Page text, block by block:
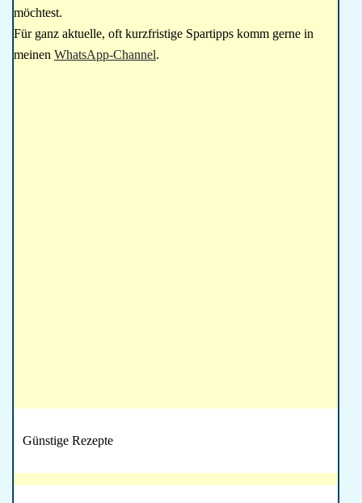
möchtest.
Für ganz aktuelle, oft kurzfristige Spartipps komm gerne in
meinen WhatsApp-Channel.
Günstige Rezepte